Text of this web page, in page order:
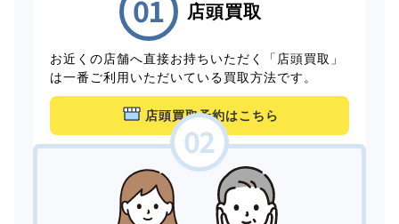
店頭買取
お近くの店舗へ直接お持ちいただく「店頭買取」
は一番ご利用いただいている買取方法です。
店頭買取予約はこちら